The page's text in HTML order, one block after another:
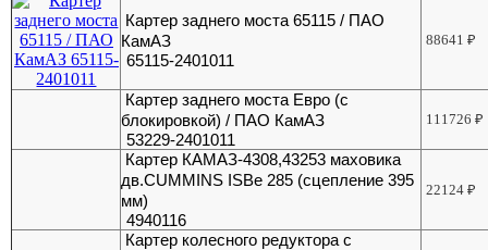
Картер заднего моста 65115 / ПАО
КамАЗ
65115-2401011
88641₽
Картер заднего моста Евро (с
блокировкой) / ПАО КамАЗ
53229-2401011
111726₽
Картер КАМАЗ-4308,43253 маховика
дв.CUMMINS ISBe 285 (сцепление 395
мм)
4940116
22124₽
Картер колесного редуктора с